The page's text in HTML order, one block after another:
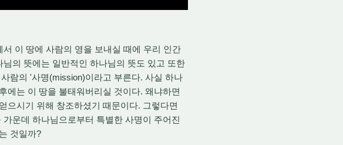
이 땅에 사람의 영을 보내실 때에 우리 인간
의 뜻에는 일반적인 하나님의 뜻도 있고 또한
람의 '사명(mission)이라고 부른다. 사실 하나
에는 이 땅을 불태워버리실 것이다. 왜냐하면
으시기 위해 창조하셨기 때문이다. 그렇다면
운데 하나님으로부터 특별한 사명이 주어진
것일까?